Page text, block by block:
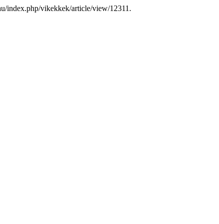
index.php/vikekkek/article/view/12311.